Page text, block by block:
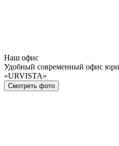
Наш офис
Удобный современный офис
«URVISTA»
Смотреть фото